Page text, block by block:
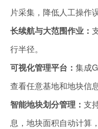
片采集，降低人工操作误
‌长续航与大范围作业‌：
行半径‌。
‌可视化管理平台‌： 集成
查看任意基地和地块信息‌
‌智能地块划分管理‌： 支
息，地块面积自动计算